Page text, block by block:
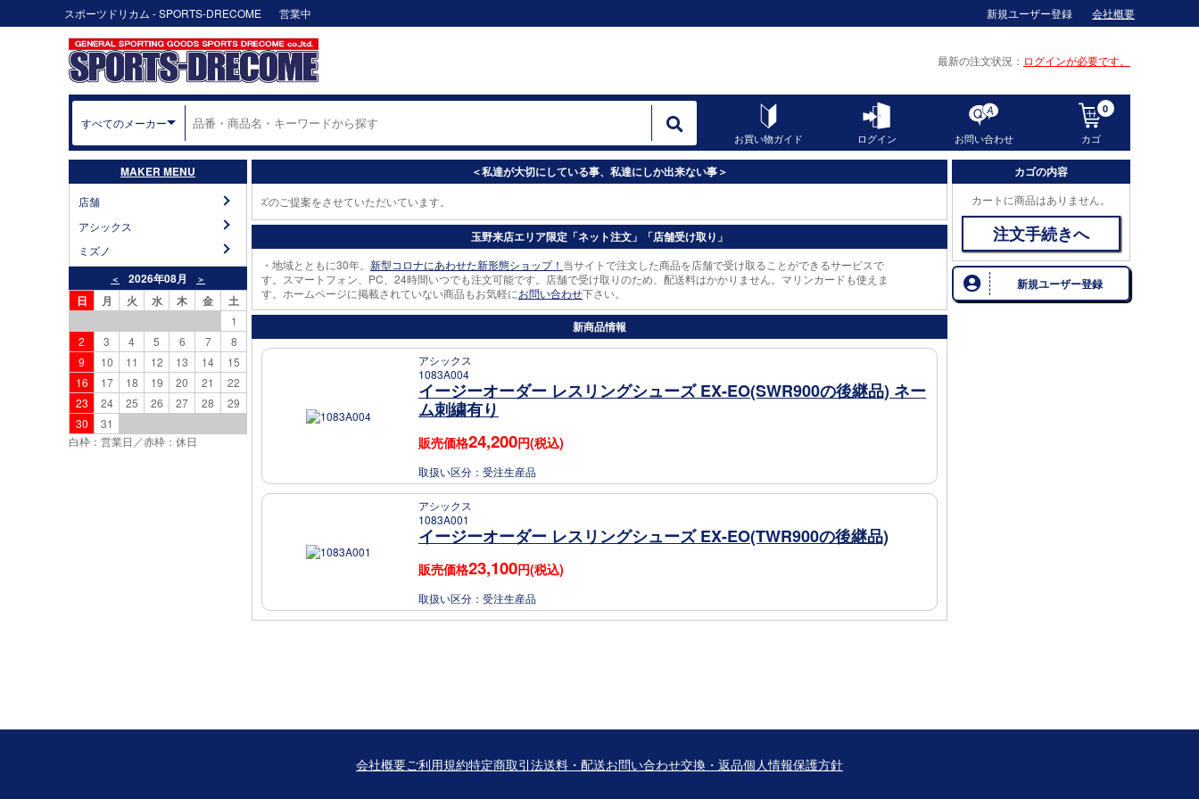
スポーツドリカム - SPORTS-DRECOME 営業中 新規ユーザー登録 会社概要
最新の注文状況 ログインが必要です。
すべてのメーカー
お買い物ガイド ログイン お問い合わせ カゴ
0
＜私達が大切にしている事、私達にしか出来ない事＞
切なスポーツ用品・体育器具・体育施設・サイズのご提案をさせていただいています。
玉野来店エリア限定「ネット注文」「店舗受け取り」
・地域とともに30年。 新型コロナにあわせた新形態ショップ！ 当サイトで注文した商品を店舗で受け取ることができるサービスで
す。スマートフォン、PC、24時間いつでも注文可能です。店舗で受け取りのため、配送料はかかりません。マリンカードも使えま
す。ホームページに掲載されていない商品もお気軽にお問い合わせ下さい。
新商品情報
アシックス
1083A004
イージーオーダー レスリングシューズ EX-EO(SWR900の後継品) ネー
ム刺繍有り
販売価格24,200円(税込)
取扱い区分： 受注生産品
アシックス
1083A001
イージーオーダー レスリングシューズ EX-EO(TWR900の後継品)
販売価格23,100円(税込)
取扱い区分： 受注生産品
MAKER MENU
店舗
アシックス
ミズノ
＜ 2026年08月 ＞
日 月 火 水 木 金 土
1
2
3 4 5 6 7
8
9
10 11 12 13 14
15
16
17 18 19 20 21
22
23
24 25 26 27 28
29
30
31
白枠：営業日／赤枠：休日
カゴの内容
カートに商品はありません。
注文手続きへ
新規ユーザー登録
会社概要ご利用規約特定商取引法送料・配送お問い合わせ交換・返品個人情報保護方針